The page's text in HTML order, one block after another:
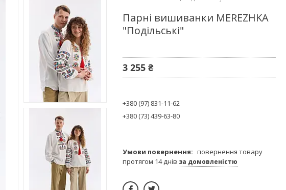
Парні вишиванки MEREZHKA
"Подільські"
3 255 ₴
+380 (97) 831-11-62
+380 (73) 439-63-80
повернення товару
протягом 14 днів за домовленістю